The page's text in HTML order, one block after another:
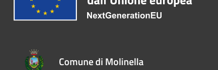
Comune di Molinella